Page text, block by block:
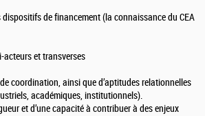
dispositifs de financement (la connaissance du CEA
acteurs et transverses
coordination, ainsi que d’aptitudes relationnelles
académiques, institutionnels).
et d’une capacité à contribuer à des enjeux